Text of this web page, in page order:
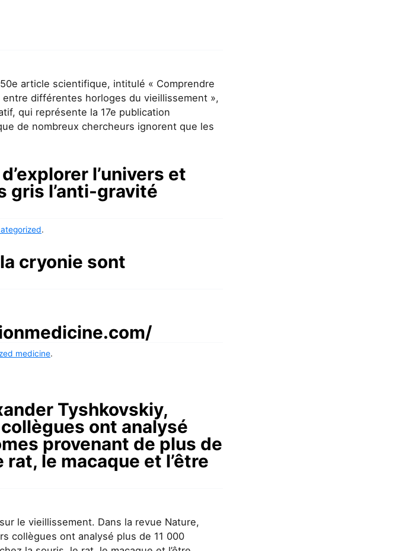
article scientifique, intitulé « Comprendre
différentes horloges du vieillissement »,
qui représente la 17e publication
de nombreux chercheurs ignorent que les
l’univers et
gris l’anti-gravité
.
cryonie sont
medicine.
Tyshkovskiy,
ont analysé
provenant de plus de
le macaque et l’être
le vieillissement. Dans la revue Nature,
collègues ont analysé plus de 11 000